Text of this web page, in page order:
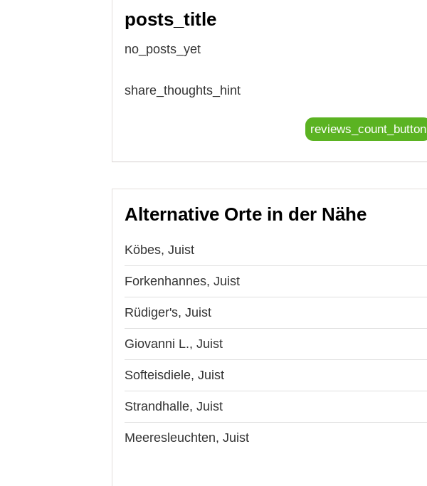
posts_title
no_posts_yet
share_thoughts_hint
reviews_count_button
Alternative Orte in der Nähe
Köbes, Juist
Forkenhannes, Juist
Rüdiger's, Juist
Giovanni L., Juist
Softeisdiele, Juist
Strandhalle, Juist
Meeresleuchten, Juist